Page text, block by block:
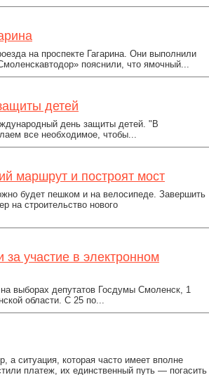
на проспекте Гагарина. Они выполнили
пояснили, что ямочный...
детей
день защиты детей. "В
все необходимое, чтобы...
маршрут и построят мост
будет пешком и на велосипеде. Завершить
на строительство нового
участие в электронном
выборах депутатов Госдумы Смоленск, 1
области. С 25 по...
а ситуация, которая часто имеет вполне
платеж, их единственный путь — погасить